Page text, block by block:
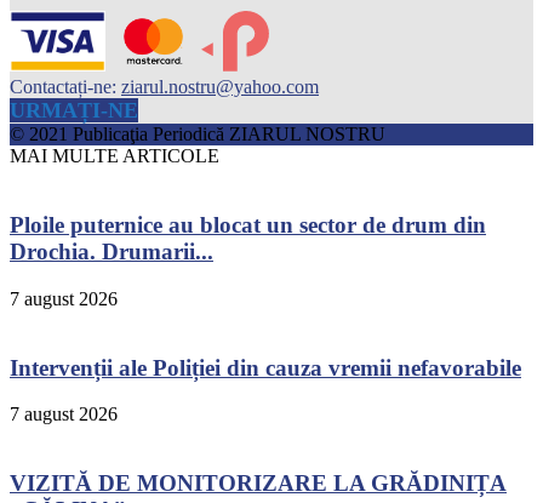
Contactați-ne: ziarul.nostru@yahoo.com
URMAȚI-NE
© 2021 Publicaţia Periodică ZIARUL NOSTRU
MAI MULTE ARTICOLE
Ploile puternice au blocat un sector de drum din
Drochia. Drumarii...
7 august 2026
Intervenții ale Poliției din cauza vremii nefavorabile
7 august 2026
VIZITĂ DE MONITORIZARE LA GRĂDINIȚA